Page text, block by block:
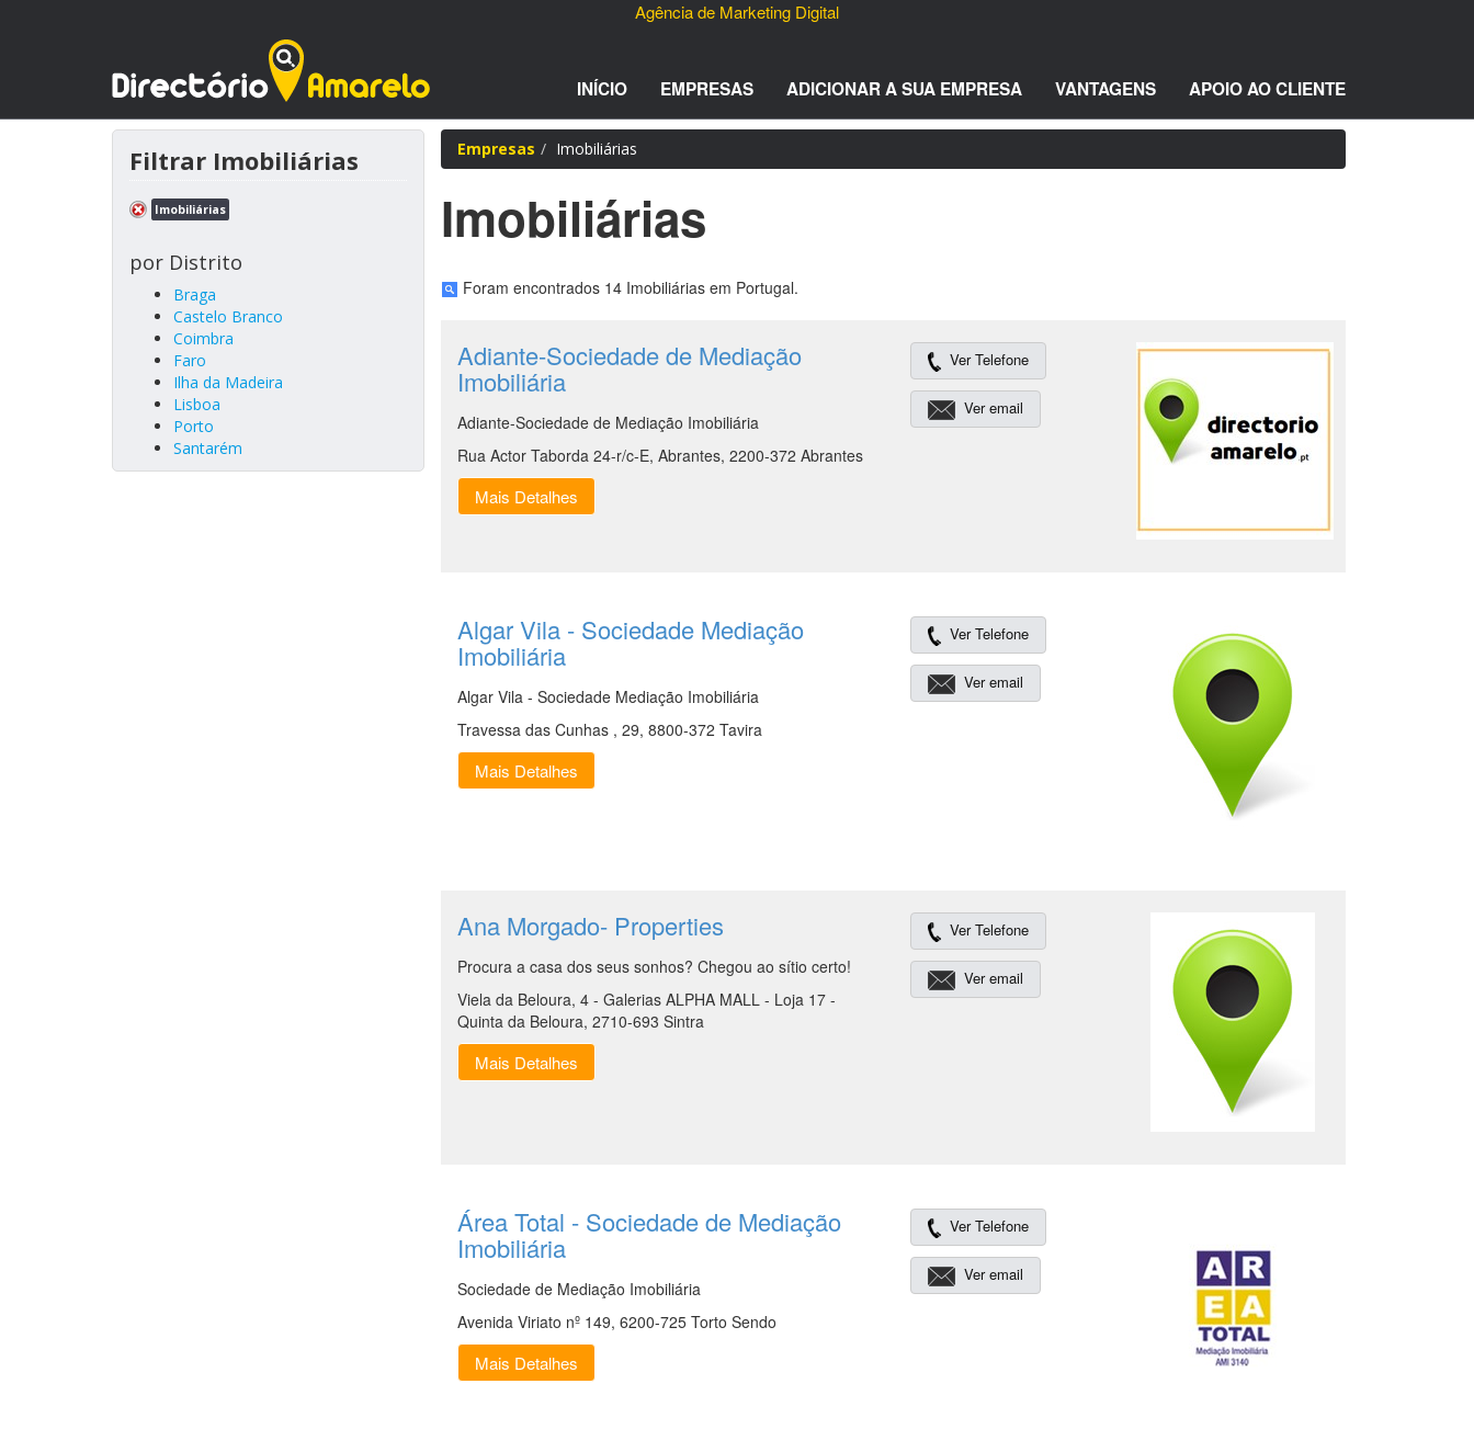
Agência de Marketing Digital
INÍCIO EMPRESAS ADICIONAR A SUA EMPRESA VANTAGENS APOIO AO CLIENTE
Filtrar Imobiliárias
Imobiliárias
por Distrito
Braga
Castelo Branco
Coimbra
Faro
Ilha da Madeira
Lisboa
Porto
Santarém
Empresas Imobiliárias
Imobiliárias
Foram encontrados 14 Imobiliárias em Portugal.
Adiante-Sociedade de Mediação
Imobiliária
Adiante-Sociedade de Mediação Imobiliária
Rua Actor Taborda 24-r/c-E, Abrantes, 2200-372 Abrantes
Mais Detalhes
Ver Telefone
Ver email
Algar Vila - Sociedade Mediação
Imobiliária
Algar Vila - Sociedade Mediação Imobiliária
Travessa das Cunhas , 29, 8800-372 Tavira
Mais Detalhes
Ver Telefone
Ver email
Ana Morgado- Properties
Procura a casa dos seus sonhos? Chegou ao sítio certo!
Viela da Beloura, 4 - Galerias ALPHA MALL - Loja 17 -
Quinta da Beloura, 2710-693 Sintra
Mais Detalhes
Ver Telefone
Ver email
Área Total - Sociedade de Mediação
Imobiliária
Sociedade de Mediação Imobiliária
Avenida Viriato nº 149, 6200-725 Torto Sendo
Mais Detalhes
Ver Telefone
Ver email